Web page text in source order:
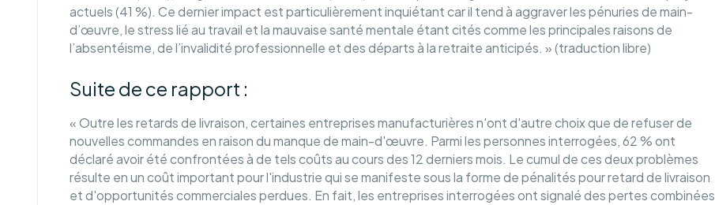
actuels (41 %). Ce dernier impact est particulièrement inquiétant car il tend à aggraver les pénuries de main-
d’œuvre, le stress lié au travail et la mauvaise santé mentale étant cités comme les principales raisons de
l’absentéisme, de l’invalidité professionnelle et des départs à la retraite anticipés. » (traduction libre)
Suite de ce rapport :
« Outre les retards de livraison, certaines entreprises manufacturières n'ont d'autre choix que de refuser de
nouvelles commandes en raison du manque de main-d'œuvre. Parmi les personnes interrogées, 62 % ont
déclaré avoir été confrontées à de tels coûts au cours des 12 derniers mois. Le cumul de ces deux problèmes
résulte en un coût important pour l'industrie qui se manifeste sous la forme de pénalités pour retard de livraison
et d'opportunités commerciales perdues. En fait, les entreprises interrogées ont signalé des pertes combinées